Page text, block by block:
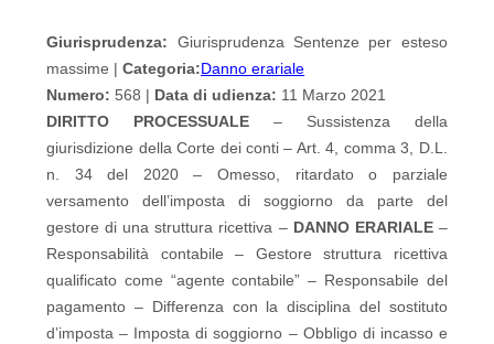
Giurisprudenza: Giurisprudenza Sentenze per esteso
massime |Categoria:Danno erariale
Numero: 568 | Data di udienza: 11 Marzo 2021
DIRITTO PROCESSUALE – Sussistenza della
giurisdizione della Corte dei conti – Art. 4, comma 3, D.L.
n. 34 del 2020 – Omesso, ritardato o parziale
versamento dell’imposta di soggiorno da parte del
gestore di una struttura ricettiva – DANNO ERARIALE–
Responsabilità contabile – Gestore struttura ricettiva
qualificato come “agente contabile” – Responsabile del
pagamento – Differenza con la disciplina del sostituto
d’imposta – Imposta di soggiorno – Obbligo di incasso e